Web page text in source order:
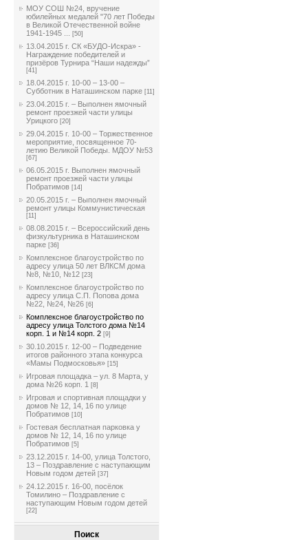
МОУ СОШ №24, вручение
юбилейных медалей "70 лет Победы
в Великой Отечественной войне
1941-1945 ...
[50]
13.04.2015 г. СК «БУДО-Искра» -
Награждение победителей и
призёров Турнира “Наши надежды”
[41]
18.04.2015 г. 10-00 – 13-00 –
Субботник в Наташинском парке [11]
23.04.2015 г. – Выполнен ямочный
ремонт проезжей части улицы
Урицкого [20]
29.04.2015 г. 10-00 – Торжественное
мероприятие, посвященное 70-
летию Великой Победы. МДОУ №53
[67]
06.05.2015 г. Выполнен ямочный
ремонт проезжей части улицы
Побратимов [14]
20.05.2015 г. – Выполнен ямочный
ремонт улицы Коммунистическая
[11]
08.08.2015 г. – Всероссийский день
физкультурника в Наташинском
парке [36]
Комплексное благоустройство по
адресу улица 50 лет ВЛКСМ дома
№8, №10, №12 [23]
Комплексное благоустройство по
адресу улица С.П. Попова дома
№22, №24, №26 [6]
Комплексное благоустройство по
адресу улица Толстого дома №14
корп. 1 и №14 корп. 2 [9]
30.10.2015 г. 12-00 – Подведение
итогов районного этапа конкурса
«Мамы Подмосковья» [15]
Игровая площадка – ул. 8 Марта, у
дома №26 корп. 1 [8]
Игровая и спортивная площадки у
домов № 12, 14, 16 по улице
Побратимов [10]
Гостевая бесплатная парковка у
домов № 12, 14, 16 по улице
Побратимов [5]
23.12.2015 г. 14-00, улица Толстого,
13 – Поздравление с наступающим
Новым годом детей [37]
24.12.2015 г. 16-00, посёлок
Томилино – Поздравление с
наступающим Новым годом детей
[22]
Поиск